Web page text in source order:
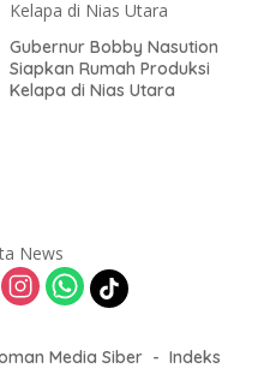
Gubernur Bobby Nasution
Siapkan Rumah Produksi
Kelapa di Nias Utara
Media Siber
Indeks